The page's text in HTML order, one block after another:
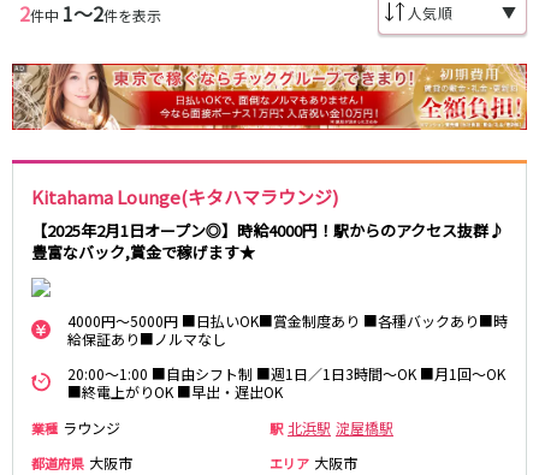
2件中 1〜2件を表示 ▼
Kitahama Lounge(キタハマラウンジ)
【2025年2月1日オープン◎】時給4000円！駅からのアクセス抜群♪
豊富なバック,賞金で稼げます★
4000円～5000円 ■日払いOK■賞金制度あり ■各種バックあり■時
給保証あり■ノルマなし
20:00～1:00 ■自由シフト制 ■週1日／1日3時間～OK ■月1回～OK
■終電上がりOK ■早出・遅出OK
業種 ラウンジ 駅 北浜駅 淀屋橋駅
都道府県 大阪市 エリア 大阪市
布施・八尾
兵庫県
姫路
加古川・東加古川・明石
京都市
奈良
奈良市
橿原市
中和
滋賀県
茨木駅
JR東海道本線(神戸線)(大阪～神戸)
三ノ宮駅
大阪駅
さくら夙川駅
阪急京都本線
大宮駅
京都河原町駅
梅田駅
南方駅
高槻市駅
上新庄駅
茨木市駅
JR奈良線